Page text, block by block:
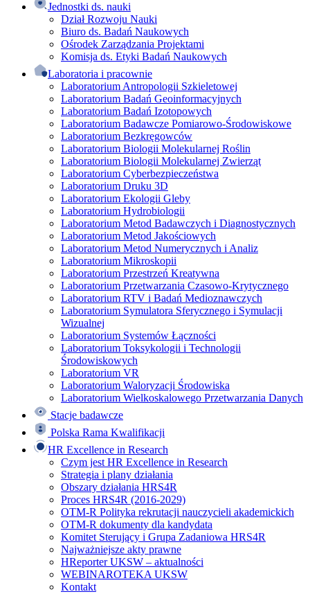
Jednostki ds. nauki
Dział Rozwoju Nauki
Biuro ds. Badań Naukowych
Ośrodek Zarządzania Projektami
Komisja ds. Etyki Badań Naukowych
Laboratoria i pracownie
Laboratorium Antropologii Szkieletowej
Laboratorium Badań Geoinformacyjnych
Laboratorium Badań Izotopowych
Laboratorium Badawcze Pomiarowo-Środowiskowe
Laboratorium Bezkręgowców
Laboratorium Biologii Molekularnej Roślin
Laboratorium Biologii Molekularnej Zwierząt
Laboratorium Cyberbezpieczeństwa
Laboratorium Druku 3D
Laboratorium Ekologii Gleby
Laboratorium Hydrobiologii
Laboratorium Metod Badawczych i Diagnostycznych
Laboratorium Metod Jakościowych
Laboratorium Metod Numerycznych i Analiz
Laboratorium Mikroskopii
Laboratorium Przestrzeń Kreatywna
Laboratorium Przetwarzania Czasowo-Krytycznego
Laboratorium RTV i Badań Medioznawczych
Laboratorium Symulatora Sferycznego i Symulacji
Wizualnej
Laboratorium Systemów Łączności
Laboratorium Toksykologii i Technologii
Środowiskowych
Laboratorium VR
Laboratorium Waloryzacji Środowiska
Laboratorium Wielkoskalowego Przetwarzania Danych
Stacje badawcze
Polska Rama Kwalifikacji
HR Excellence in Research
Czym jest HR Excellence in Research
Strategia i plany działania
Obszary działania HRS4R
Proces HRS4R (2016-2029)
OTM-R Polityka rekrutacji nauczycieli akademickich
OTM-R dokumenty dla kandydata
Komitet Sterujący i Grupa Zadaniowa HRS4R
Najważniejsze akty prawne
HReporter UKSW – aktualności
WEBINAROTEKA UKSW
Kontakt